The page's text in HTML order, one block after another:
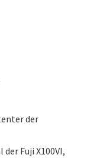
der
Fuji X100VI,